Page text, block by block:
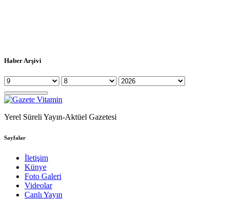
Haber Arşivi
Yerel Süreli Yayın-Aktüel Gazetesi
Sayfalar
İletişim
Künye
Foto Galeri
Videolar
Canlı Yayın